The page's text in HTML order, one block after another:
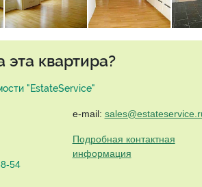
эта квартира?
"EstateService"
54
e-mail:
Подробная контактная
информация